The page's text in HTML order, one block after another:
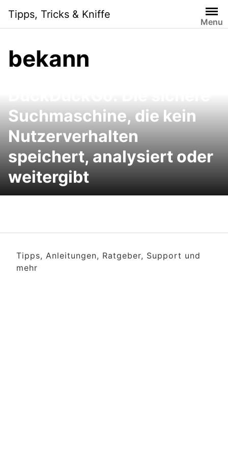
content
Tipps, Tricks & Kniffe
Menu
bekann
Suchmaschine, die kein
Nutzerverhalten
speichert, analysiert oder
weitergibt
Tipps, Anleitungen, Ratgeber, Support und
mehr